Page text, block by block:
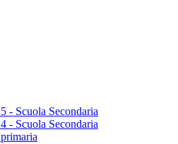
- Scuola Secondaria
- Scuola Secondaria